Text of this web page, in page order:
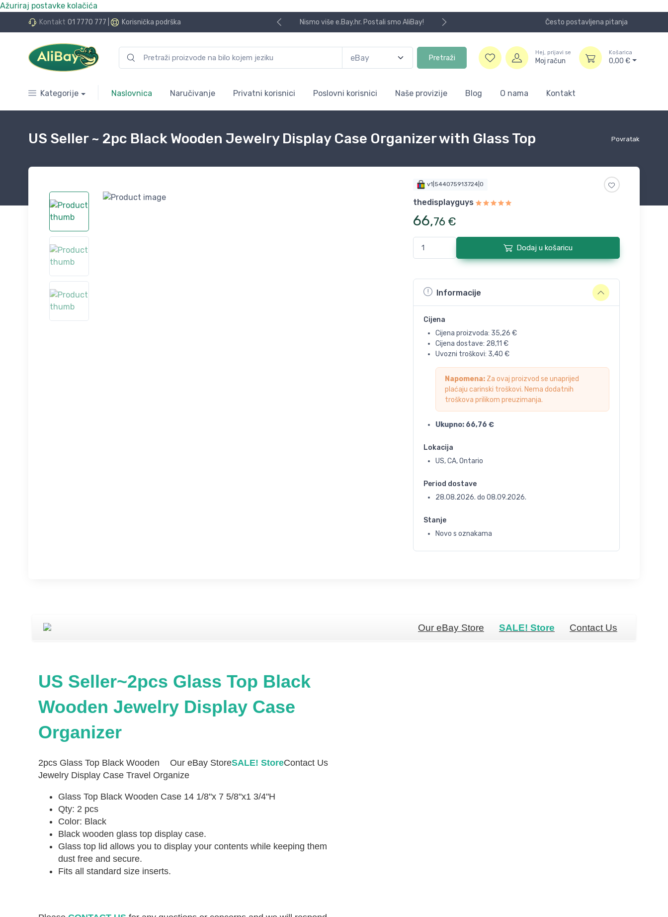
Ažuriraj postavke kolačića
Kontakt 01 7770 777 Korisnička podrška
24 rate bez kamata Nismo više e.Bay.hr. Postali smo AliBay! Često postavljena pitanja
Pretraži
Hej, prijavi se
Moj račun
Košarica
0,00 €
Kategorije Naslovnica Naručivanje Privatni korisnici Poslovni korisnici Naše provizije Blog O nama Kontakt
Povratak
US Seller ~ 2pc Black Wooden Jewelry Display Case Organizer with Glass Top
v1|544075913724|0
thedisplayguys
66,76 €
Dodaj u košaricu
Informacije
Cijena
Cijena proizvoda: 35,26 €
Cijena dostave: 28,11 €
Uvozni troškovi: 3,40 €
Napomena:Za ovaj proizvod se unaprijed
plaćaju carinski troškovi. Nema dodatnih
troškova prilikom preuzimanja.
Ukupno: 66,76 €
Lokacija
US, CA, Ontario
Period dostave
28.08.2026. do 08.09.2026.
Stanje
Novo s oznakama